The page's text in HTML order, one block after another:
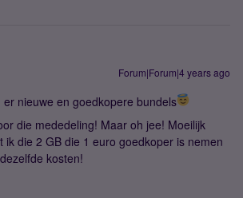
Forum|Forum|4 years ago
nieuwe en goedkopere bundels
die mededeling! Maar oh jee! Moeilijk
ik die 2 GB die 1 euro goedkoper is nemen
kosten!